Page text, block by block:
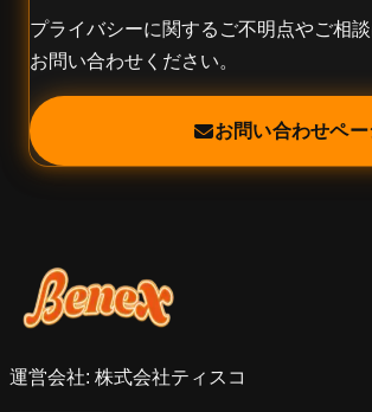
プライバシーに関するご不明点やご相
お問い合わせください。
お問い合わせペ
運営会社: 株式会社ティスコ